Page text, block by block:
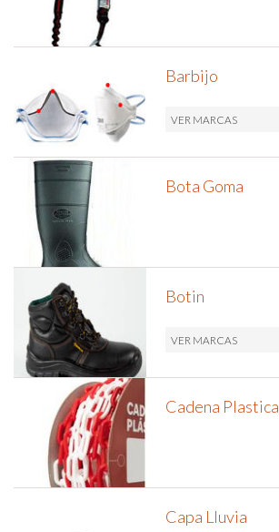
Barbijo
VER MARCAS
Bota Goma
Botin
VER MARCAS
Cadena Plastica
Capa Lluvia